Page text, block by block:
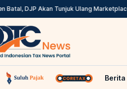
DJP Akan Tunjuk Ulang Marketplace
Berita